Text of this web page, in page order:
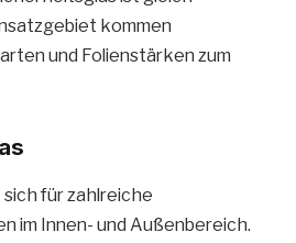
kommen
und Folienstärken zum
für zahlreiche
im Innen- und Außenbereich.